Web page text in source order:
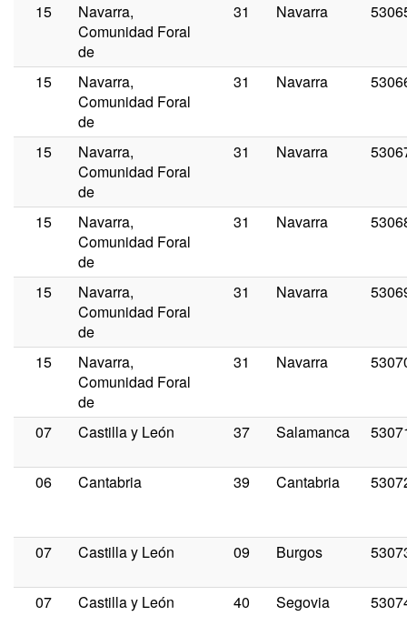
15
Navarra,
Comunidad Foral
de
31 Navarra
15
Navarra,
Comunidad Foral
de
31 Navarra
15
Navarra,
Comunidad Foral
de
31 Navarra
15
Navarra,
Comunidad Foral
de
31 Navarra
15
Navarra,
Comunidad Foral
de
31 Navarra
15
Navarra,
Comunidad Foral
de
31 Navarra
07 Castilla y León 37 Salamanca
06 Cantabria 39 Cantabria
07 Castilla y León 09 Burgos
07 Castilla y León 40 Segovia